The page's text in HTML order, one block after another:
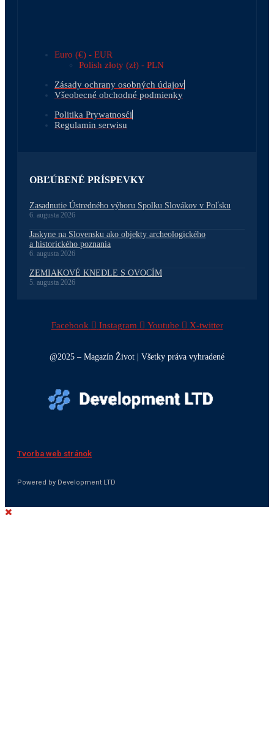
Euro (€) - EUR
Polish złoty (zł) - PLN
Zásady ochrany osobných údajov
Všeobecné obchodné podmienky
Politika Prywatnosći
Regulamin serwisu
OBĽÚBENÉ PRÍSPEVKY
Zasadnutie Ústredného výboru Spolku Slovákov v Poľsku
6. augusta 2026
Jaskyne na Slovensku ako objekty archeologického
a historického poznania
6. augusta 2026
ZEMIAKOVÉ KNEDLE S OVOCÍM
5. augusta 2026
Facebook Instagram Youtube X-twitter
@2025 – Magazín Život | Všetky práva vyhradené
Tvorba web stránok
Powered by Development LTD